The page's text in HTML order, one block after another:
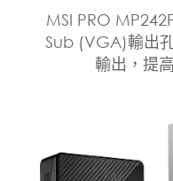
MSI PRO
Sub (VGA)輸出
輸出，提